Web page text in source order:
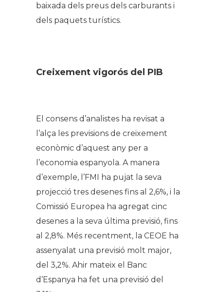
baixada dels preus dels carburants i
dels paquets turístics.
Creixement vigorós del PIB
El consens d’analistes ha revisat a
l’alça les previsions de creixement
econòmic d’aquest any per a
l’economia espanyola. A manera
d’exemple, l’FMI ha pujat la seva
projecció tres desenes fins al 2,6%, i la
Comissió Europea ha agregat cinc
desenes a la seva última previsió, fins
al 2,8%. Més recentment, la CEOE ha
assenyalat una previsió molt major,
del 3,2%. Ahir mateix el Banc
d’Espanya ha fet una previsió del